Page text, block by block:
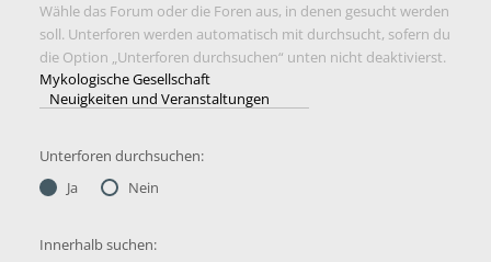
Wähle das Forum oder die Foren aus, in denen gesucht werden
soll. Unterforen werden automatisch mit durchsucht, sofern du
die Option „Unterforen durchsuchen“ unten nicht deaktivierst.
Unterforen durchsuchen:
Ja
Nein
Innerhalb suchen: